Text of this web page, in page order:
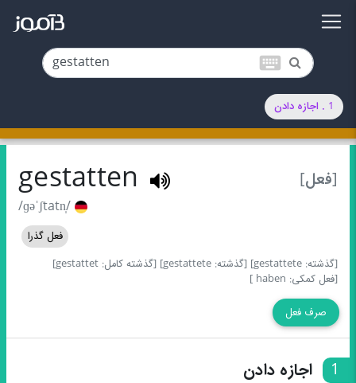
keyboard
1 . اجازه دادن
[فعل] gestatten
/ɡəˈʃtatn̩/
فعل گذرا
[گذشته: gestattete]
[گذشته: gestattete]
[گذشته کامل: gestattet]
[فعل کمکی: haben ]
صرف فعل
1 اجازه دادن